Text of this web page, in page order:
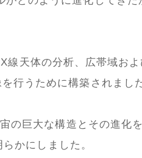
線天体の分析、広帯域およ
行うために構築されました
の巨大な構造とその進化
かにしました。